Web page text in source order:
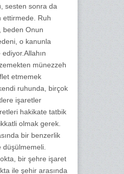
sesten sonra da
ettirmede. Ruh
beden Onun
o kanunla
münezzeh
etmemek
ruhunda, birçok
işaretler
hakikate tatbik
olmak gerek.
bir benzerlik
bir şehre işaret
ile şehir arasında